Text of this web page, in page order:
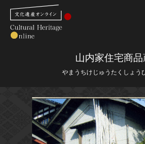
さらに詳細検索
山内家住宅商品
やまうちけじゅうたくしょう